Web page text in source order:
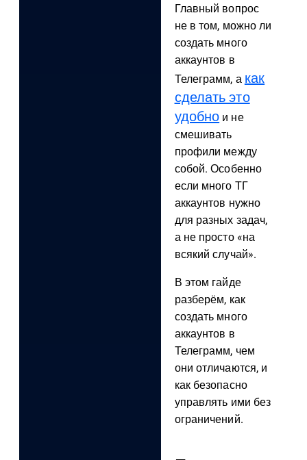
Главный вопрос
не в том, можно ли
создать много
аккаунтов в
Телеграмм, акак
сделать это
удобнои не
смешивать
профили между
собой. Особенно
если много ТГ
аккаунтов нужно
для разных задач,
а не просто «на
всякий случай».
В этом гайде
разберём, как
создать много
аккаунтов в
Телеграмм, чем
они отличаются, и
как безопасно
управлять ими без
ограничений.